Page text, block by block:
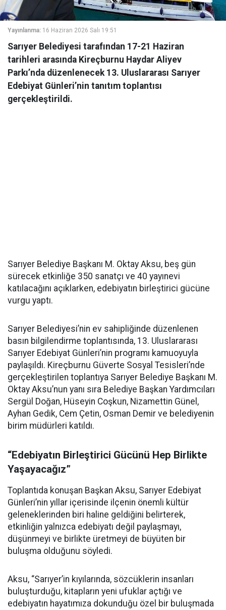
Yayınlanma: 16 Haziran 2026 Salı 19:51
Sarıyer Belediyesi tarafından 17-21 Haziran
tarihleri arasında Kireçburnu Haydar Aliyev
Parkı’nda düzenlenecek 13. Uluslararası Sarıyer
Edebiyat Günleri’nin tanıtım toplantısı
gerçekleştirildi.
Sarıyer Belediye Başkanı M. Oktay Aksu, beş gün
sürecek etkinliğe 350 sanatçı ve 40 yayınevi
katılacağını açıklarken, edebiyatın birleştirici gücüne
vurgu yaptı.
Sarıyer Belediyesi’nin ev sahipliğinde düzenlenen
basın bilgilendirme toplantısında, 13. Uluslararası
Sarıyer Edebiyat Günleri’nin programı kamuoyuyla
paylaşıldı. Kireçburnu Güverte Sosyal Tesisleri’nde
gerçekleştirilen toplantıya Sarıyer Belediye Başkanı M.
Oktay Aksu’nun yanı sıra Belediye Başkan Yardımcıları
Sergül Doğan, Hüseyin Coşkun, Nizamettin Günel,
Ayhan Gedik, Cem Çetin, Osman Demir ve belediyenin
birim müdürleri katıldı.
“Edebiyatın Birleştirici Gücünü Hep Birlikte
Yaşayacağız”
Toplantıda konuşan Başkan Aksu, Sarıyer Edebiyat
Günleri’nin yıllar içerisinde ilçenin önemli kültür
geleneklerinden biri haline geldiğini belirterek,
etkinliğin yalnızca edebiyatı değil paylaşmayı,
düşünmeyi ve birlikte üretmeyi de büyüten bir
buluşma olduğunu söyledi.
Aksu, “Sarıyer’in kıyılarında, sözcüklerin insanları
buluşturduğu, kitapların yeni ufuklar açtığı ve
edebiyatın hayatımıza dokunduğu özel bir buluşmada